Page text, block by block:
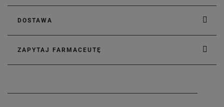
DOSTAWA
ZAPYTAJ FARMACEUTĘ